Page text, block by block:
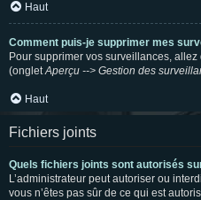
Haut
Comment puis-je supprimer mes
Pour supprimer vos surveillances,
(ongletAperçu --> Gestion des
Haut
Fichiers joints
Quels fichiers joints sont autorisés
L’administrateur peut autoriser ou
vous n’êtes pas sûr de ce qui est